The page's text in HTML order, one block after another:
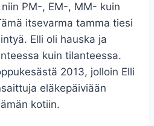
PM-, EM-, MM- kuin
itsevarma tamma tiesi
Elli oli hauska ja
kuin tilanteessa.
2013, jolloin Elli
eläkepäiviään
kotiin.